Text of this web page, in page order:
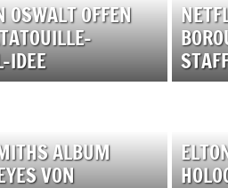
OSWALT OFFEN
IDEE
ALBUM
VON